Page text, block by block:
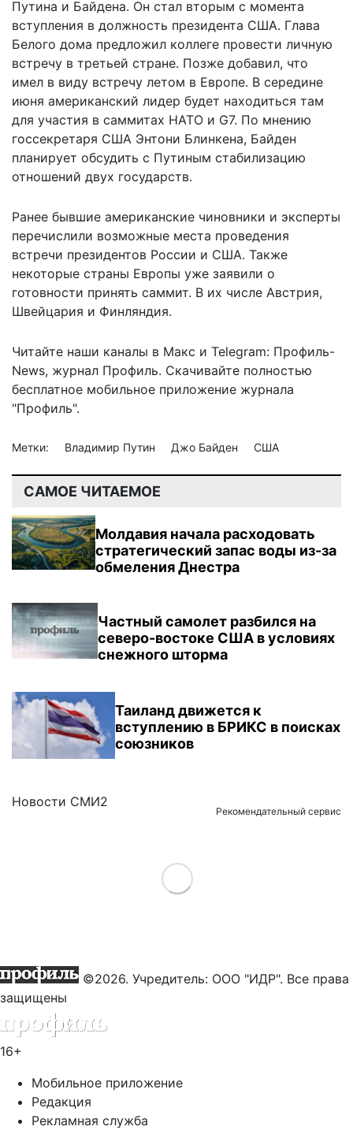
Путина и Байдена. Он стал вторым с момента
вступления в должность президента США. Глава
Белого дома предложил коллеге провести личную
встречу в третьей стране. Позже добавил, что
имел в виду встречу летом в Европе. В середине
июня американский лидер будет находиться там
для участия в саммитах НАТО и G7. По мнению
госсекретаря США Энтони Блинкена, Байден
планирует обсудить с Путиным стабилизацию
отношений двух государств.
Ранее бывшие американские чиновники и эксперты
перечислили возможные места проведения
встречи президентов России и США. Также
некоторые страны Европы уже заявили о
готовности принять саммит. В их числе Австрия,
Швейцария и Финляндия.
Читайте наши каналы в Макс и Telegram: Профиль-
News, журнал Профиль. Скачивайте полностью
бесплатное мобильное приложение журнала
"Профиль".
Метки: Владимир Путин Джо Байден США
САМОЕ ЧИТАЕМОЕ
Молдавия начала расходовать
стратегический запас воды из-за
обмеления Днестра
Частный самолет разбился на
северо-востоке США в условиях
снежного шторма
Таиланд движется к
вступлению в БРИКС в поисках
союзников
Новости СМИ2
Рекомендательный сервис
Load More
©2026. Учредитель: ООО "ИДР". Все права
защищены
16+
Мобильное приложение
Редакция
Рекламная служба